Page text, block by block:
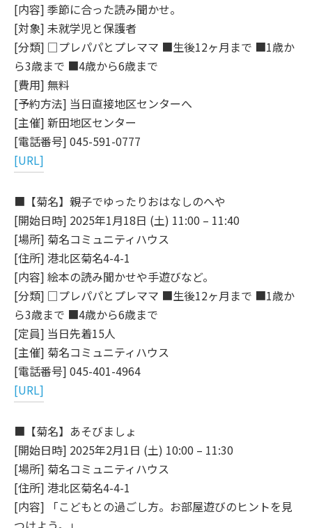
[内容] 季節に合った読み聞かせ。
[対象] 未就学児と保護者
[分類] □プレパパとプレママ ■生後12ヶ月まで ■1歳か
ら3歳まで ■4歳から6歳まで
[費用] 無料
[予約方法] 当日直接地区センターへ
[主催] 新田地区センター
[電話番号] 045-591-0777
[URL]
■【菊名】親子でゆったりおはなしのへや
[開始日時] 2025年1月18日 (土) 11:00 – 11:40
[場所] 菊名コミュニティハウス
[住所] 港北区菊名4-4-1
[内容] 絵本の読み聞かせや手遊びなど。
[分類] □プレパパとプレママ ■生後12ヶ月まで ■1歳か
ら3歳まで ■4歳から6歳まで
[定員] 当日先着15人
[主催] 菊名コミュニティハウス
[電話番号] 045-401-4964
[URL]
■【菊名】あそびましょ
[開始日時] 2025年2月1日 (土) 10:00 – 11:30
[場所] 菊名コミュニティハウス
[住所] 港北区菊名4-4-1
[内容] 「こどもとの過ごし方。お部屋遊びのヒントを見